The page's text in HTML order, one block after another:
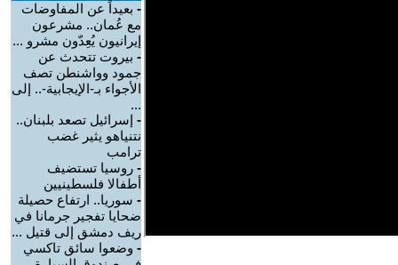
- بعيداً عن المفاوضات
مع عُمان.. مشرعون
إيرانيون يُعِدّون مشرو ...
- بيروت تتحدث عن
جمود وواشنطن تصف
الأجواء بـ-الإيجابية-.. إلى
...
- إسرائيل تصعد بلبنان..
نتنياهو يثير غضب
ترامب
- روسيا تستضيف
أطفالا فلسطينيين
- سوريا.. ارتفاع حصيلة
ضحايا تفجير جرمانا في
ريف دمشق إلى قتيل ...
- وضعوا سائق تاكسي